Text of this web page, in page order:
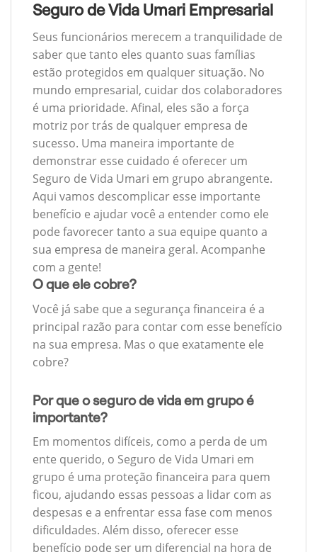
Seguro de Vida Umari Empresarial
Seus funcionários merecem a tranquilidade de
saber que tanto eles quanto suas famílias
estão protegidos em qualquer situação. No
mundo empresarial, cuidar dos colaboradores
é uma prioridade. Afinal, eles são a força
motriz por trás de qualquer empresa de
sucesso. Uma maneira importante de
demonstrar esse cuidado é oferecer um
Seguro de Vida Umari em grupo abrangente.
Aqui vamos descomplicar esse importante
benefício e ajudar você a entender como ele
pode favorecer tanto a sua equipe quanto a
sua empresa de maneira geral. Acompanhe
com a gente!
O que ele cobre?
Você já sabe que a segurança financeira é a
principal razão para contar com esse benefício
na sua empresa. Mas o que exatamente ele
cobre?
Por que o seguro de vida em grupo é
importante?
Em momentos difíceis, como a perda de um
ente querido, o Seguro de Vida Umari em
grupo é uma proteção financeira para quem
ficou, ajudando essas pessoas a lidar com as
despesas e a enfrentar essa fase com menos
dificuldades. Além disso, oferecer esse
benefício pode ser um diferencial na hora de